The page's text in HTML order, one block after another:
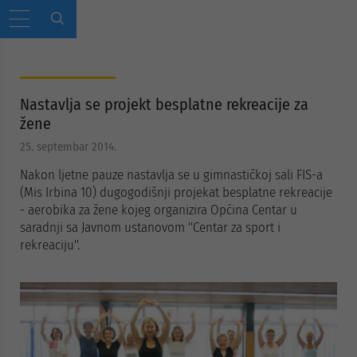
Nastavlja se projekt besplatne rekreacije za
žene
25. septembar 2014.
Nakon ljetne pauze nastavlja se u gimnastičkoj sali FIS-a
(Mis Irbina 10) dugogodišnji projekat besplatne rekreacije
- aerobika za žene kojeg organizira Općina Centar u
saradnji sa Javnom ustanovom ''Centar za sport i
rekreaciju''.